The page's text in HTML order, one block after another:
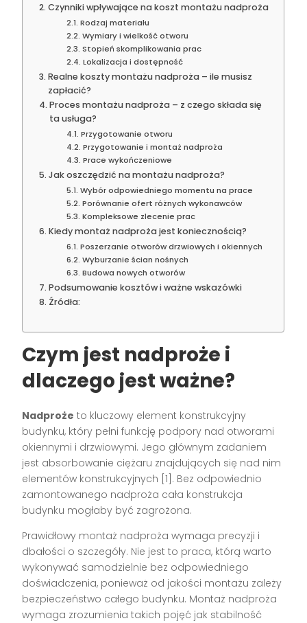
Czynniki wpływające na koszt montażu nadproża
Rodzaj materiału
Wymiary i wielkość otworu
Stopień skomplikowania prac
Lokalizacja i dostępność
Realne koszty montażu nadproża – ile musisz
zapłacić?
Proces montażu nadproża – z czego składa się
ta usługa?
Przygotowanie otworu
Przygotowanie i montaż nadproża
Prace wykończeniowe
Jak oszczędzić na montażu nadproża?
Wybór odpowiedniego momentu na prace
Porównanie ofert różnych wykonawców
Kompleksowe zlecenie prac
Kiedy montaż nadproża jest koniecznością?
Poszerzanie otworów drzwiowych i okiennych
Wyburzanie ścian nośnych
Budowa nowych otworów
Podsumowanie kosztów i ważne wskazówki
Źródła:
Czym jest nadproże i
dlaczego jest ważne?
Nadproże to kluczowy element konstrukcyjny
budynku, który pełni funkcję podpory nad otworami
okiennymi i drzwiowymi. Jego głównym zadaniem
jest absorbowanie ciężaru znajdujących się nad nim
elementów konstrukcyjnych [1]. Bez odpowiednio
zamontowanego nadproża cała konstrukcja
budynku mogłaby być zagrożona.
Prawidłowy montaż nadproża wymaga precyzji i
dbałości o szczegóły. Nie jest to praca, którą warto
wykonywać samodzielnie bez odpowiedniego
doświadczenia, ponieważ od jakości montażu zależy
bezpieczeństwo całego budynku. Montaż nadproża
wymaga zrozumienia takich pojęć jak stabilność